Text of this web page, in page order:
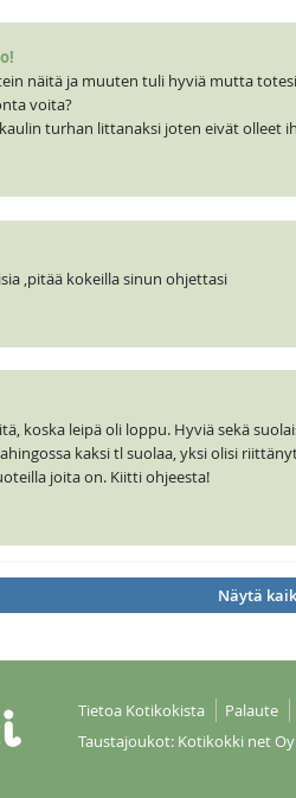
näitä ja muuten tuli hyviä mutta
voita?
turhan littanaksi joten eivät olleet
,pitää kokeilla sinun ohjettasi
koska leipä oli loppu. Hyviä sekä
kaksi tl suolaa, yksi olisi
joita on. Kiitti ohjeesta!
Näytä
Tietoa Kotikokista Palaute
Taustajoukot: Kotikokki net Oy